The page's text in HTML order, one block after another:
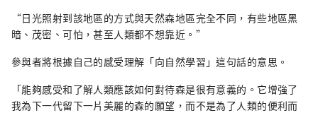
“日光照射到該地區的方式與天然森地區完全不同，有些地區黑
暗、茂密、可怕，甚至人類都不想靠近。”
參與者將根據自己的感受理解「向自然學習」這句話的意思。
「能夠感受和了解人類應該如何對待森是很有意義的。它增強了
我為下一代留下一片美麗的森的願望，而不是為了人類的便利而